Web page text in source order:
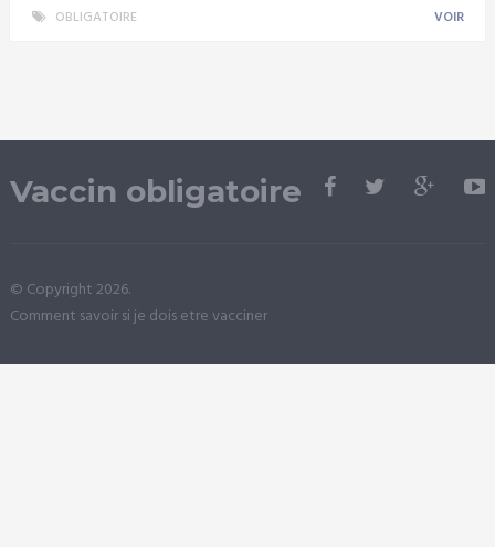
OBLIGATOIRE VOIR
Vaccin obligatoire
© Copyright 2026.
Comment savoir si je dois etre vacciner